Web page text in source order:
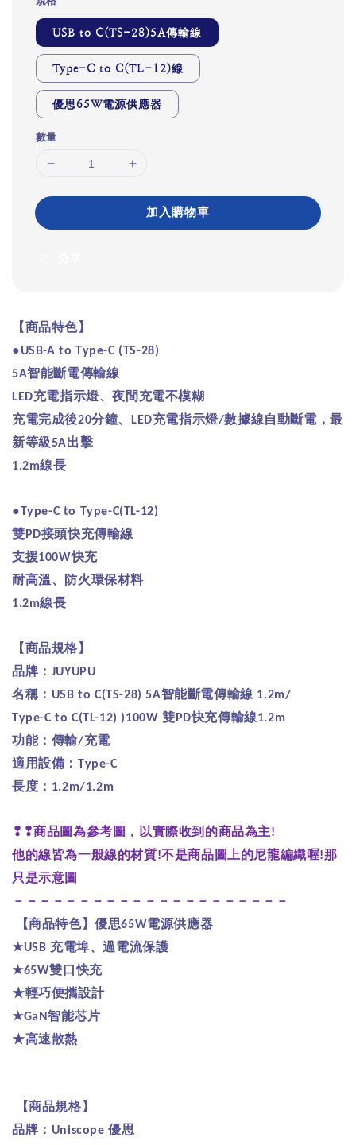
USB to C(TS-28)5A傳輸線
Type-C to C(TL-12)線
優思65W電源供應器
數量
加入購物車
【商品特色】
●USB-A to Type-C (TS-28)
5A智能斷電傳輸線
LED充電指示燈、夜間充電不模糊
充電完成後20分鐘、LED充電指示燈/數據線自動斷電，最
新等級5A出擊
1.2m線長
●Type-C to Type-C(TL-12)
雙PD接頭快充傳輸線
支援100W快充
耐高溫、防火環保材料
1.2m線長
【商品規格】
品牌： JUYUPU
名稱： USB to C(TS-28) 5A智能斷電傳輸線 1.2m/
Type-C to C(TL-12) )100W 雙PD快充傳輸線1.2m
功能：傳輸/充電
適用設備： Type-C
長度： 1.2m/1.2m
❢❢商品圖為參考圖，以實際收到的商品為主!
他的線皆為一般線的材質!不是商品圖上的尼龍編織喔!那
只是示意圖
－－－－－－－－－－－－－－－－－－－－－
【商品特色】優思65W電源供應器
★USB充電埠、過電流保護
★65W雙口快充
★輕巧便攜設計
★GaN智能芯片
★高速散熱
【商品規格】
品牌： Uniscope優思